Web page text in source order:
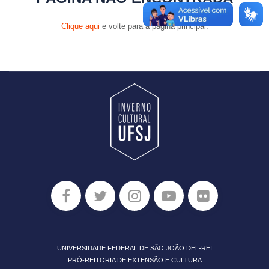
Clique aqui e volte para a página principal.
UNIVERSIDADE FEDERAL DE SÃO JOÃO DEL-REI
PRÓ-REITORIA DE EXTENSÃO E CULTURA